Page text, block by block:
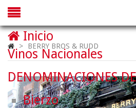
> BERRY BROS & RUDD
Inicio
Vinos Nacionales
DENOMINACIONES
Bierzo